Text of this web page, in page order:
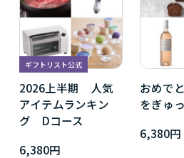
ギフトリスト公式
2026上半期 人気
アイテムランキン
グ Dコース
6,380円
おめで
をぎゅ
6,380円